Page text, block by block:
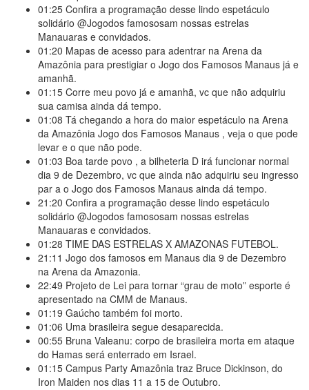
01:25 Confira a programação desse lindo espetáculo
solidário @Jogodos famososam nossas estrelas
Manauaras e convidados.
01:20 Mapas de acesso para adentrar na Arena da
Amazônia para prestigiar o Jogo dos Famosos Manaus já e
amanhã.
01:15 Corre meu povo já e amanhã, vc que não adquiriu
sua camisa ainda dá tempo.
01:08 Tá chegando a hora do maior espetáculo na Arena
da Amazônia Jogo dos Famosos Manaus , veja o que pode
levar e o que não pode.
01:03 Boa tarde povo , a bilheteria D irá funcionar normal
dia 9 de Dezembro, vc que ainda não adquiriu seu ingresso
par a o Jogo dos Famosos Manaus ainda dá tempo.
21:20 Confira a programação desse lindo espetáculo
solidário @Jogodos famososam nossas estrelas
Manauaras e convidados.
01:28 TIME DAS ESTRELAS X AMAZONAS FUTEBOL.
21:11 Jogo dos famosos em Manaus dia 9 de Dezembro
na Arena da Amazonia.
22:49 Projeto de Lei para tornar “grau de moto” esporte é
apresentado na CMM de Manaus.
01:19 Gaúcho também foi morto.
01:06 Uma brasileira segue desaparecida.
00:55 Bruna Valeanu: corpo de brasileira morta em ataque
do Hamas será enterrado em Israel.
01:15 Campus Party Amazônia traz Bruce Dickinson, do
Iron Maiden nos dias 11 a 15 de Outubro.